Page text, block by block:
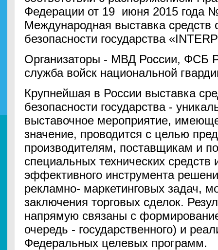
Федерации от 19 июня 2015 года
Международная выставка средств
безопасности государства
Организаторы - МВД России, ФСБ
служба войск национальной
Крупнейшая в России выставка
безопасности государства -
выставочное мероприятие,
значение, проводится с целью
производителям, поставщикам и
специальных технических средств
эффективного инструмента
рекламно- маркетинговых задач,
заключения торговых сделок.
напрямую связаны с
очередь - государственного) и
Федеральных целевых программ.